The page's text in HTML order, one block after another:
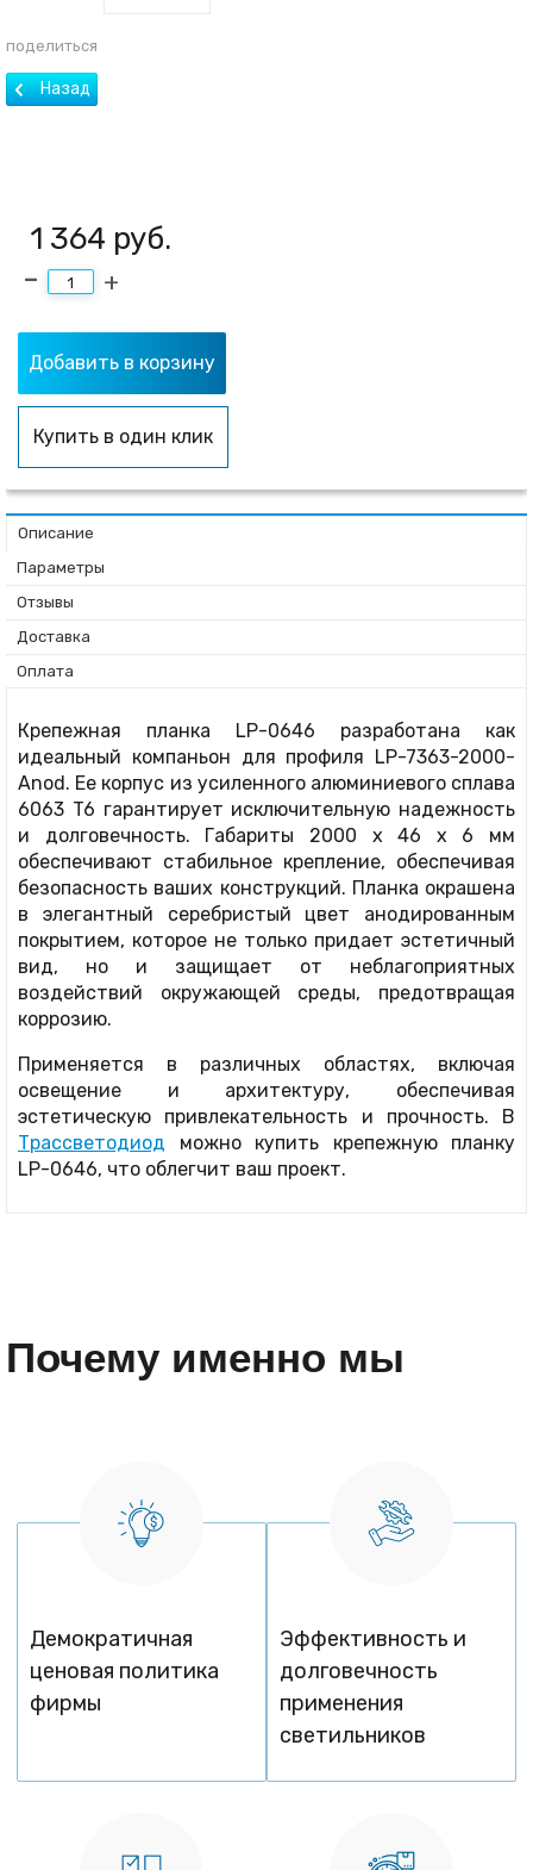
поделиться
1 364 руб.
Добавить в корзину
Купить в один клик
Описание
Параметры
Отзывы
Доставка
Оплата
Крепежная планка LP-0646 разработана как
идеальный компаньон для профиля LP-7363-2000-
Anod. Ее корпус из усиленного алюминиевого сплава
6063 T6 гарантирует исключительную надежность
и долговечность. Габариты 2000 x 46 x 6 мм
обеспечивают стабильное крепление, обеспечивая
безопасность ваших конструкций. Планка окрашена
в элегантный серебристый цвет анодированным
покрытием, которое не только придает эстетичный
вид, но и защищает от неблагоприятных
воздействий окружающей среды, предотвращая
коррозию.
Применяется в различных областях, включая
освещение и архитектуру, обеспечивая
эстетическую привлекательность и прочность. В
Трассветодиод можно купить крепежную планку
LP-0646, что облегчит ваш проект.
Почему именно мы
Демократичная
ценовая политика
фирмы
Эффективность и
долговечность
применения
светильников